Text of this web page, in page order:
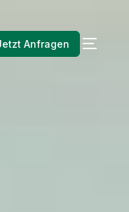
Anfragen